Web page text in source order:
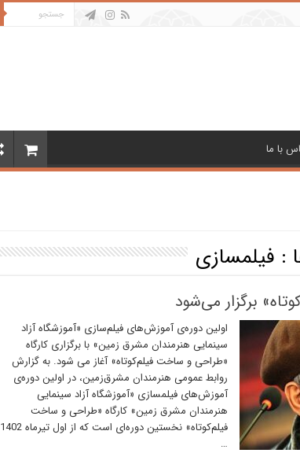
با ما
: فیلمسازی
برگزار می‌شود
اولین دوره‌ی آموزش‌های فیلم‌سازی «آموزشگاه آزاد
سینمایی هنرمندان مشرق زمین» با برگزاری کارگاه
«طراحی و ساخت فیلم‌کوتاه» آغاز می شود. به گزارش
روابط عمومی هنرمندان مشرق‌زمین، در اولین دوره‌ی
آموزش‌های فیلمسازی «آموزشگاه آزاد سینمایی
هنرمندان مشرق زمین» کارگاه «طراحی و ساخت
فیلم‌کوتاه» نخستین دوره‌ای است که از اول تیرماه 1402
…